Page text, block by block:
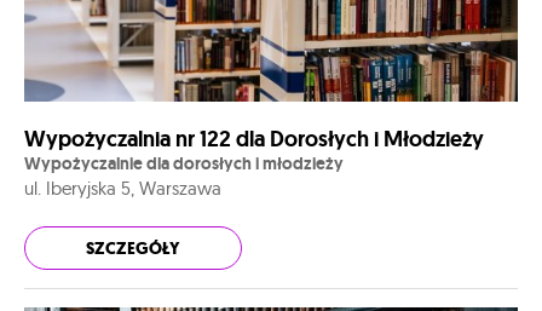
Wypożyczalnia nr 122 dla Dorosłych i Młodzieży
Wypożyczalnie dla dorosłych i młodzieży
ul. Iberyjska 5, Warszawa
SZCZEGÓŁY